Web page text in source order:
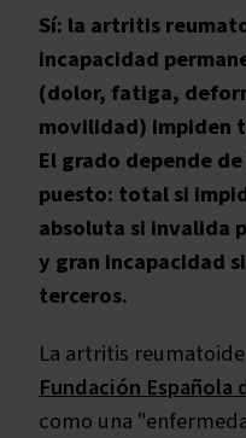
Sí: la artritis
incapacidad
(dolor, fatiga,
movilidad) impiden
El grado depende
puesto: total si
absoluta si invalida
y gran incapacidad
terceros.
La artritis
Fundación Española
como una